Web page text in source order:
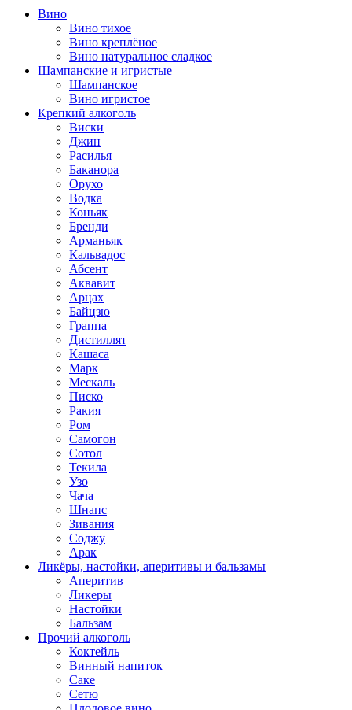
Вино
Вино тихое
Вино креплёное
Вино натуральное сладкое
Шампанские и игристые
Шампанское
Вино игристое
Крепкий алкоголь
Виски
Джин
Расилья
Баканора
Орухо
Водка
Коньяк
Бренди
Арманьяк
Кальвадос
Абсент
Аквавит
Арцах
Байцзю
Граппа
Дистиллят
Кашаса
Марк
Мескаль
Писко
Ракия
Ром
Самогон
Сотол
Текила
Узо
Чача
Шнапс
Зивания
Соджу
Арак
Ликёры, настойки, аперитивы и бальзамы
Аперитив
Ликеры
Настойки
Бальзам
Прочий алкоголь
Коктейль
Винный напиток
Саке
Сетю